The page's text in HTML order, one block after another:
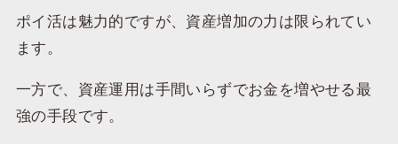
ポイ活は魅力的ですが、資産増加の力は限られてい
ます。
一方で、資産運用は手間いらずでお金を増やせる最
強の手段です。